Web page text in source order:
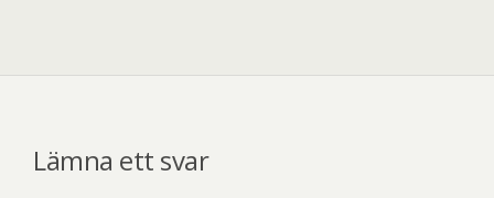
Lämna ett svar